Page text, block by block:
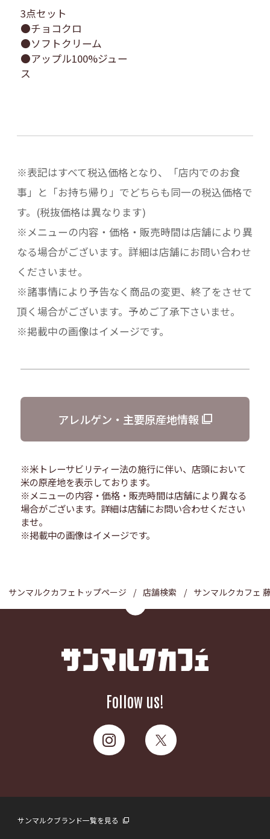
3点セット
●チョコクロ
●ソフトクリーム
●アップル100%ジュー
ス
※表記はすべて税込価格となり、「店内でのお食
事」と「お持ち帰り」でどちらも同一の税込価格で
す。(税抜価格は異なります)
※メニューの内容・価格・販売時間は店舗により異
なる場合がございます。詳細は店舗にお問い合わせ
くださいませ。
※諸事情により予告なく商品の変更、終了をさせて
頂く場合がございます。予めご了承下さいませ。
※掲載中の画像はイメージです。
アレルゲン・主要原産地情報
※米トレーサビリティー法の施行に伴い、店頭において
米の原産地を表示しております。
※メニューの内容・価格・販売時間は店舗により異なる
場合がございます。詳細は店舗にお問い合わせください
ませ。
※掲載中の画像はイメージです。
サンマルクカフェトップページ 店舗検索 サンマルクカフェ
Follow us!
サンマルクブランド一覧を見る